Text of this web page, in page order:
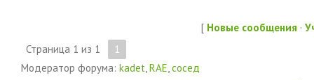
[ Новые сообщения ·
Страница 1 из 1
1
Модератор форума: kadet,RAE,сосед